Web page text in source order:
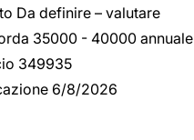
Da definire – valutare
35000 - 40000 annuale
349935
6/8/2026